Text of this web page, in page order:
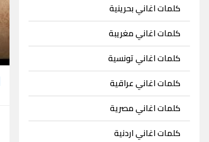
كلمات اغاني بحرينية
كلمات اغاني مغريبة
كلمات اغاني تونسية
كلمات اغاني عراقية
كلمات اغاني مصرية
كلمات اغاني اردنية